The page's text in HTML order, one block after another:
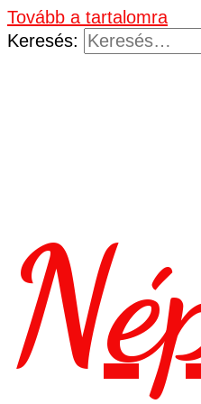
Tovább a tartalomra
Keresés: